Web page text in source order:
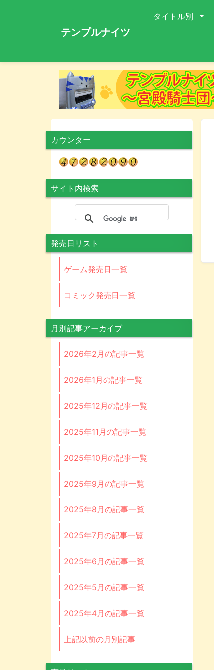
テンプルナイツ
タイトル別
カウンター
サイト内検索
発売日リスト
ゲーム発売日一覧
コミック発売日一覧
月別記事アーカイブ
2026年2月の記事一覧
2026年1月の記事一覧
2025年12月の記事一覧
2025年11月の記事一覧
2025年10月の記事一覧
2025年9月の記事一覧
2025年8月の記事一覧
2025年7月の記事一覧
2025年6月の記事一覧
2025年5月の記事一覧
2025年4月の記事一覧
上記以前の月別記事